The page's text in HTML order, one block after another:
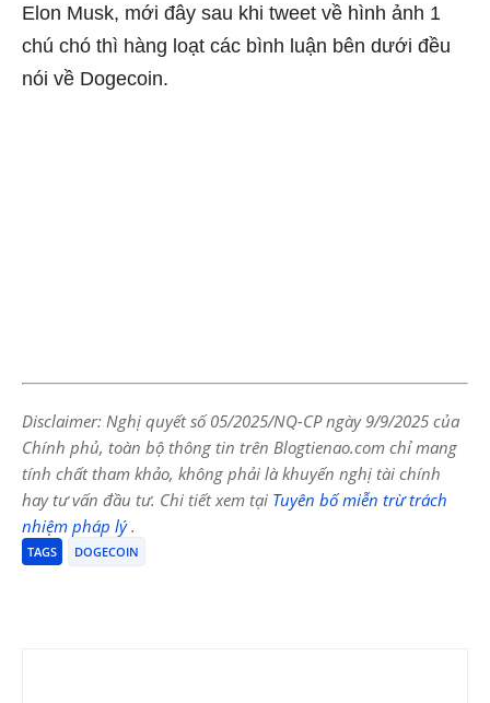
Elon Musk, mới đây sau khi tweet về hình ảnh 1
chú chó thì hàng loạt các bình luận bên dưới đều
nói về Dogecoin.
Disclaimer: Nghị quyết số 05/2025/NQ-CP ngày 9/9/2025 của
Chính phủ, toàn bộ thông tin trên Blogtienao.com chỉ mang
tính chất tham khảo, không phải là khuyến nghị tài chính
hay tư vấn đầu tư. Chi tiết xem tại Tuyên bố miễn trừ trách
nhiệm pháp lý.
TAGS DOGECOIN